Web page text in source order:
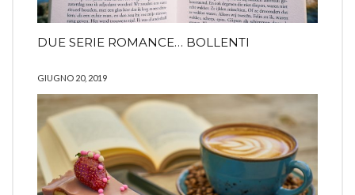
DUE SERIE ROMANCE… BOLLENTI
GIUGNO 20, 2019